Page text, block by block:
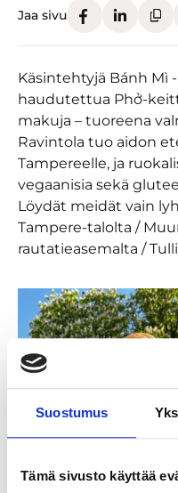
Suostumus
Tämä sivusto käyttää
Jaa sivu
Käsintehtyjä Bánh Mì
haudutettua Phở-
makuja – tuoreena
Ravintola tuo aidon
Tampereelle, ja
vegaanisia sekä
Löydät meidät vain
Tampere-talolta /
rautatieasemalta /